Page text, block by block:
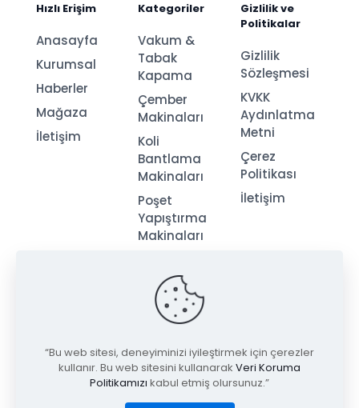
Hızlı Erişim
Anasayfa
Kurumsal
Haberler
Mağaza
İletişim
Kategoriler
Vakum &
Tabak
Kapama
Çember
Makinaları
Koli
Bantlama
Makinaları
Poşet
Yapıştırma
Makinaları
Makinaları
Gizlilik ve
Politikalar
Gizlilik
Sözleşmesi
KVKK
Aydınlatma
Metni
Çerez
Politikası
İletişim
Tugay Ambalaj| Tüm Hakları Saklıdır.
“Bu web sitesi, deneyiminizi iyileştirmek için çerezler
kullanır. Bu web sitesini kullanarak Veri Koruma
Politikamızı kabul etmiş olursunuz.”